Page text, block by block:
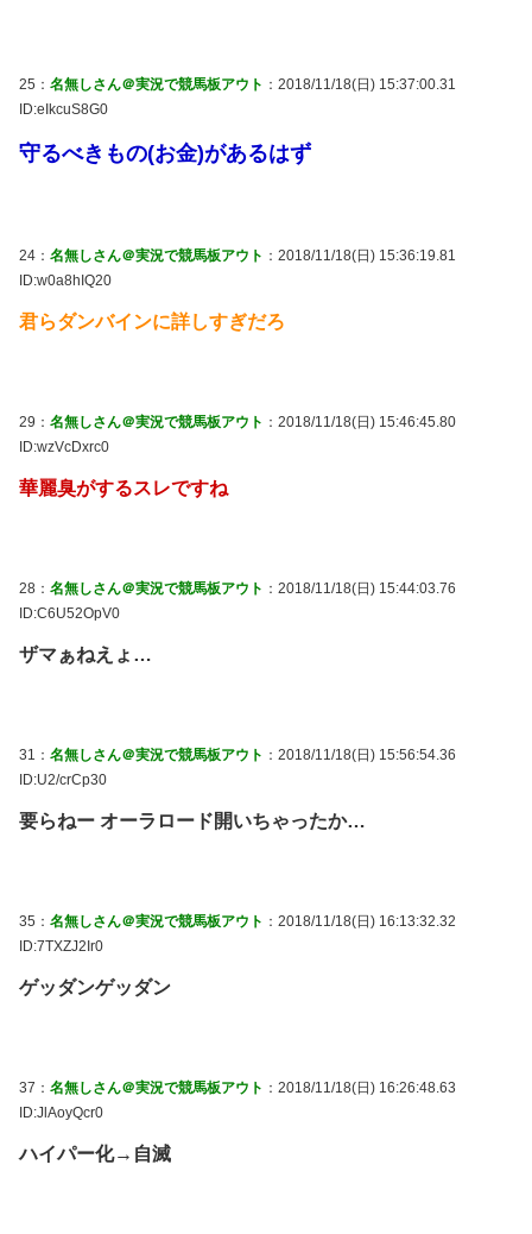
25： 名無しさん＠実況で競馬板アウト ：2018/11/18(日) 15:37:00.31
ID:eIkcuS8G0
守るべきもの(お金)があるはず
24： 名無しさん＠実況で競馬板アウト ：2018/11/18(日) 15:36:19.81
ID:w0a8hIQ20
君らダンバインに詳しすぎだろ
29： 名無しさん＠実況で競馬板アウト ：2018/11/18(日) 15:46:45.80
ID:wzVcDxrc0
華麗臭がするスレですね
28： 名無しさん＠実況で競馬板アウト ：2018/11/18(日) 15:44:03.76
ID:C6U52OpV0
ザマぁねえょ…
31： 名無しさん＠実況で競馬板アウト ：2018/11/18(日) 15:56:54.36
ID:U2/crCp30
要らねー オーラロード開いちゃったか…
35： 名無しさん＠実況で競馬板アウト ：2018/11/18(日) 16:13:32.32
ID:7TXZJ2Ir0
ゲッダンゲッダン
37： 名無しさん＠実況で競馬板アウト ：2018/11/18(日) 16:26:48.63
ID:JlAoyQcr0
ハイパー化→自滅